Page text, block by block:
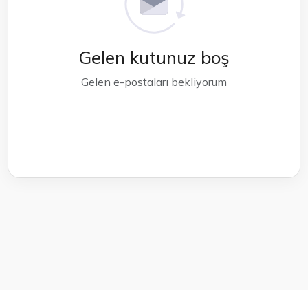
Gelen kutunuz boş
Gelen e-postaları bekliyorum